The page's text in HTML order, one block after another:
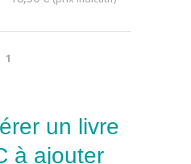
1
un livre
à ajouter